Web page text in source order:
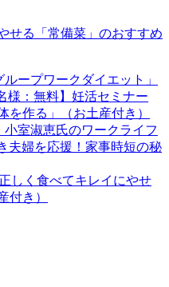
せる「常備菜」のおすすめ
ープワークダイエット」
様：無料】妊活セミナー
を作る」（お土産付き）
小室淑恵氏のワークライフ
夫婦を応援！家事時短の秘
しく食べてキレイにやせ
付き）